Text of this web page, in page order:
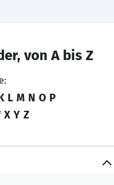
von A bis Z
L M N O P
X Y Z